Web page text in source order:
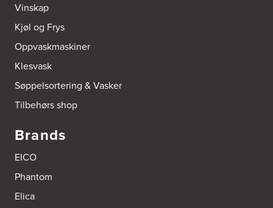
Vinskap
Kjøl og Frys
Oppvaskmaskiner
Klesvask
Søppelsortering & Vasker
Tilbehørs shop
Brands
EICO
Phantom
Elica